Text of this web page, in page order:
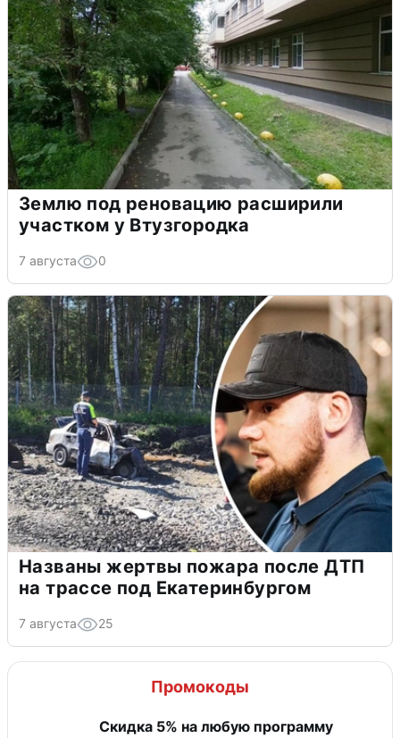
Землю под реновацию расширили
участком у Втузгородка
7 августа 0
Названы жертвы пожара после ДТП
на трассе под Екатеринбургом
7 августа 25
Промокоды
Скидка 5% на любую программу